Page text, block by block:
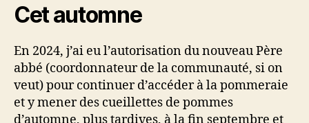
Cet automne
En 2024, j’ai eu l’autorisation du nouveau Père
abbé (coordonnateur de la communauté, si on
veut) pour continuer d’accéder à la pommeraie
et y mener des cueillettes de pommes